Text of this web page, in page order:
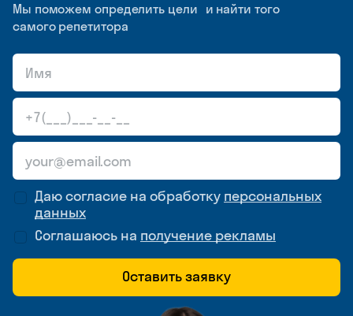
Мы поможем определить цели и найти того
самого репетитора
Даю согласие на обработку персональных
данных
Соглашаюсь на получение рекламы
Оставить заявку